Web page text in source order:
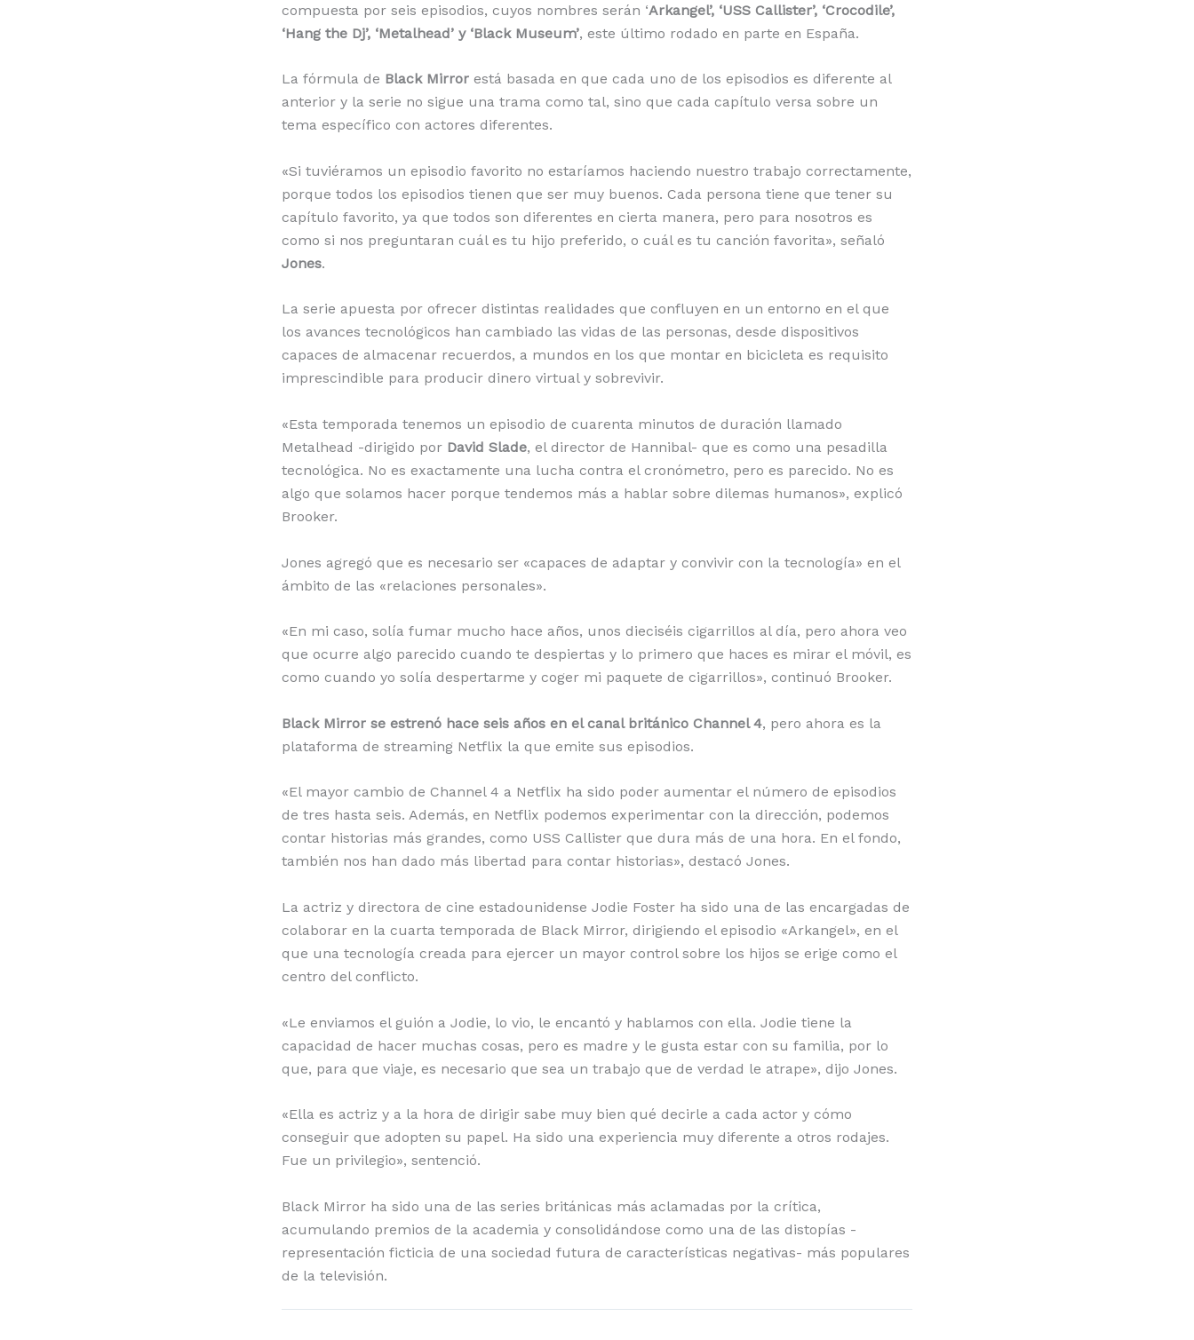
compuesta por seis episodios, cuyos nombres serán ‘Arkangel’, ‘USS Callister’, ‘Crocodile’,
‘Hang the Dj’, ‘Metalhead’ y ‘Black Museum’, este último rodado en parte en España.
La fórmula de Black Mirror está basada en que cada uno de los episodios es diferente al
anterior y la serie no sigue una trama como tal, sino que cada capítulo versa sobre un
tema específico con actores diferentes.
«Si tuviéramos un episodio favorito no estaríamos haciendo nuestro trabajo correctamente,
porque todos los episodios tienen que ser muy buenos. Cada persona tiene que tener su
capítulo favorito, ya que todos son diferentes en cierta manera, pero para nosotros es
como si nos preguntaran cuál es tu hijo preferido, o cuál es tu canción favorita», señaló
Jones.
La serie apuesta por ofrecer distintas realidades que confluyen en un entorno en el que
los avances tecnológicos han cambiado las vidas de las personas, desde dispositivos
capaces de almacenar recuerdos, a mundos en los que montar en bicicleta es requisito
imprescindible para producir dinero virtual y sobrevivir.
«Esta temporada tenemos un episodio de cuarenta minutos de duración llamado
Metalhead -dirigido por David Slade, el director de Hannibal- que es como una pesadilla
tecnológica. No es exactamente una lucha contra el cronómetro, pero es parecido. No es
algo que solamos hacer porque tendemos más a hablar sobre dilemas humanos», explicó
Brooker.
Jones agregó que es necesario ser «capaces de adaptar y convivir con la tecnología» en el
ámbito de las «relaciones personales».
«En mi caso, solía fumar mucho hace años, unos dieciséis cigarrillos al día, pero ahora veo
que ocurre algo parecido cuando te despiertas y lo primero que haces es mirar el móvil, es
como cuando yo solía despertarme y coger mi paquete de cigarrillos», continuó Brooker.
Black Mirror se estrenó hace seis años en el canal británico Channel 4, pero ahora es la
plataforma de streaming Netflix la que emite sus episodios.
«El mayor cambio de Channel 4 a Netflix ha sido poder aumentar el número de episodios
de tres hasta seis. Además, en Netflix podemos experimentar con la dirección, podemos
contar historias más grandes, como USS Callister que dura más de una hora. En el fondo,
también nos han dado más libertad para contar historias», destacó Jones.
La actriz y directora de cine estadounidense Jodie Foster ha sido una de las encargadas de
colaborar en la cuarta temporada de Black Mirror, dirigiendo el episodio «Arkangel», en el
que una tecnología creada para ejercer un mayor control sobre los hijos se erige como el
centro del conflicto.
«Le enviamos el guión a Jodie, lo vio, le encantó y hablamos con ella. Jodie tiene la
capacidad de hacer muchas cosas, pero es madre y le gusta estar con su familia, por lo
que, para que viaje, es necesario que sea un trabajo que de verdad le atrape», dijo Jones.
«Ella es actriz y a la hora de dirigir sabe muy bien qué decirle a cada actor y cómo
conseguir que adopten su papel. Ha sido una experiencia muy diferente a otros rodajes.
Fue un privilegio», sentenció.
Black Mirror ha sido una de las series británicas más aclamadas por la crítica,
acumulando premios de la academia y consolidándose como una de las distopías -
representación ficticia de una sociedad futura de características negativas- más populares
de la televisión.